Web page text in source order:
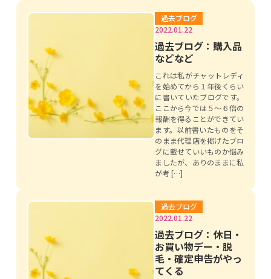
過去ブログ
2022.01.22
過去ブログ：購入品
などなど
これは私がチャットレディ
を始めてから１年後くらい
に書いていたブログです。
ここから今では５～６倍の
報酬を得ることができてい
ます。以前書いたものをそ
のまま代理店を掲げたブロ
グに載せていいものか悩み
ましたが、ありのままに私
が考 […]
過去ブログ
2022.01.22
過去ブログ：休日・
お買い物デー・脱
毛・確定申告がやっ
てくる